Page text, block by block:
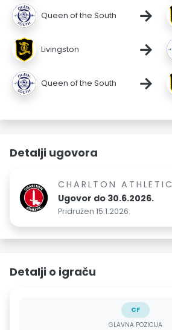
Queen of the South →
Livingston →
Queen of the South →
Detalji ugovora
CHARLTON ATHLETIC
Ugovor do 30.6.2026.
Pridružen 15.1.2026.
Detalji o igraču
CF
GLAVNA POZICIJA